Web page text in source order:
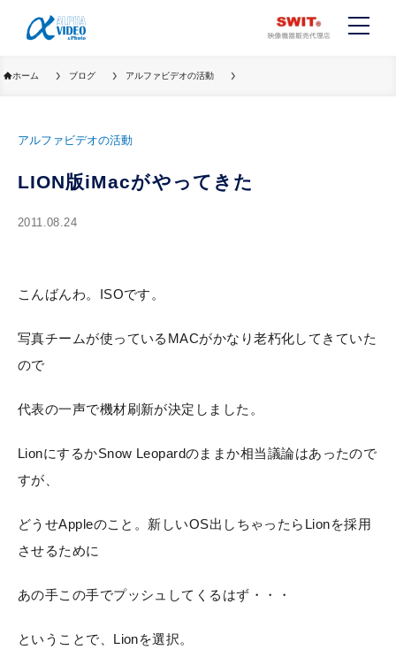
ホーム ブログ アルファビデオの活動
アルファビデオの活動
LION版iMacがやってきた
2011.08.24
こんばんわ。ISOです。
写真チームが使っているMACがかなり老朽化してきていた
ので
代表の一声で機材刷新が決定しました。
LionにするかSnow Leopardのままか相当議論はあったので
すが、
どうせAppleのこと。新しいOS出しちゃったらLionを採用
させるために
あの手この手でプッシュしてくるはず・・・
ということで、Lionを選択。